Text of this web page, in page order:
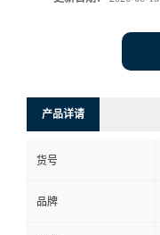
产品详请
货号
品牌